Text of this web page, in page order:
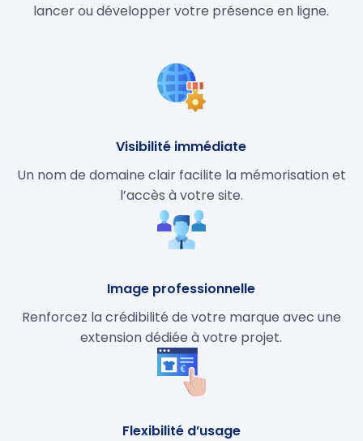
lancer ou développer votre présence en ligne.
Visibilité immédiate
Un nom de domaine clair facilite la mémorisation et
l’accès à votre site.
Image professionnelle
Renforcez la crédibilité de votre marque avec une
extension dédiée à votre projet.
Flexibilité d’usage